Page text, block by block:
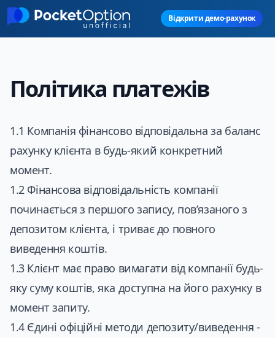
Skip to main content
Відкрити демо-рахунок
Політика платежів
1.1 Компанія фінансово відповідальна за баланс
рахунку клієнта в будь-який конкретний
момент.
1.2 Фінансова відповідальність компанії
починається з першого запису, пов’язаного з
депозитом клієнта, і триває до повного
виведення коштів.
1.3 Клієнт має право вимагати від компанії будь-
яку суму коштів, яка доступна на його рахунку в
момент запиту.
1.4 Єдині офіційні методи депозиту/виведення -